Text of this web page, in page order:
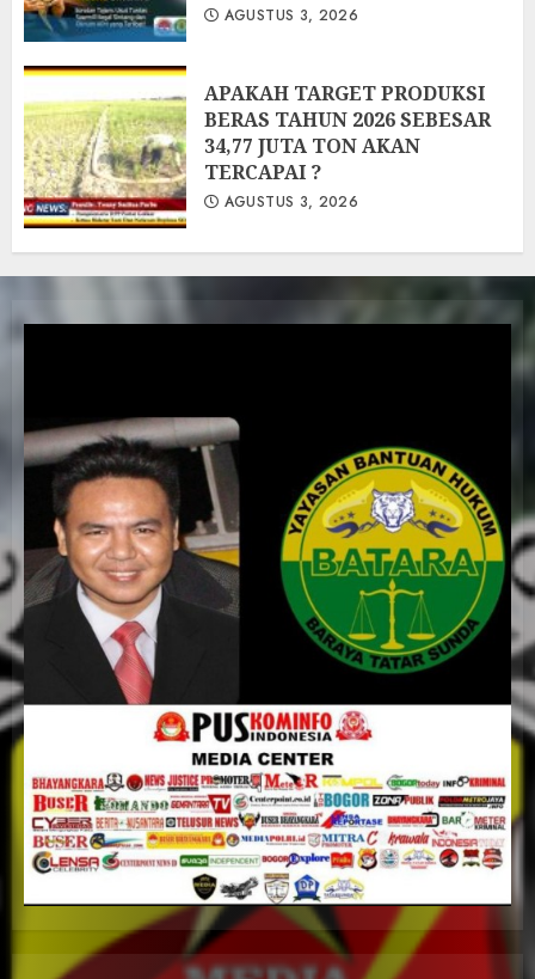
AGUSTUS 3, 2026
APAKAH TARGET PRODUKSI
BERAS TAHUN 2026 SEBESAR
34,77 JUTA TON AKAN
TERCAPAI ?
AGUSTUS 3, 2026